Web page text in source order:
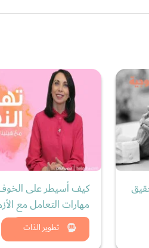
تطوير الذات
كيف أسيطر على
مهارات التعامل مع
شاهد الان